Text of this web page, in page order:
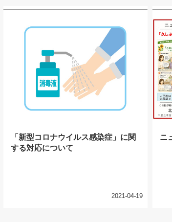
「新型コロナウイルス感染症」に関
する対応について
2021-04-19
ニ